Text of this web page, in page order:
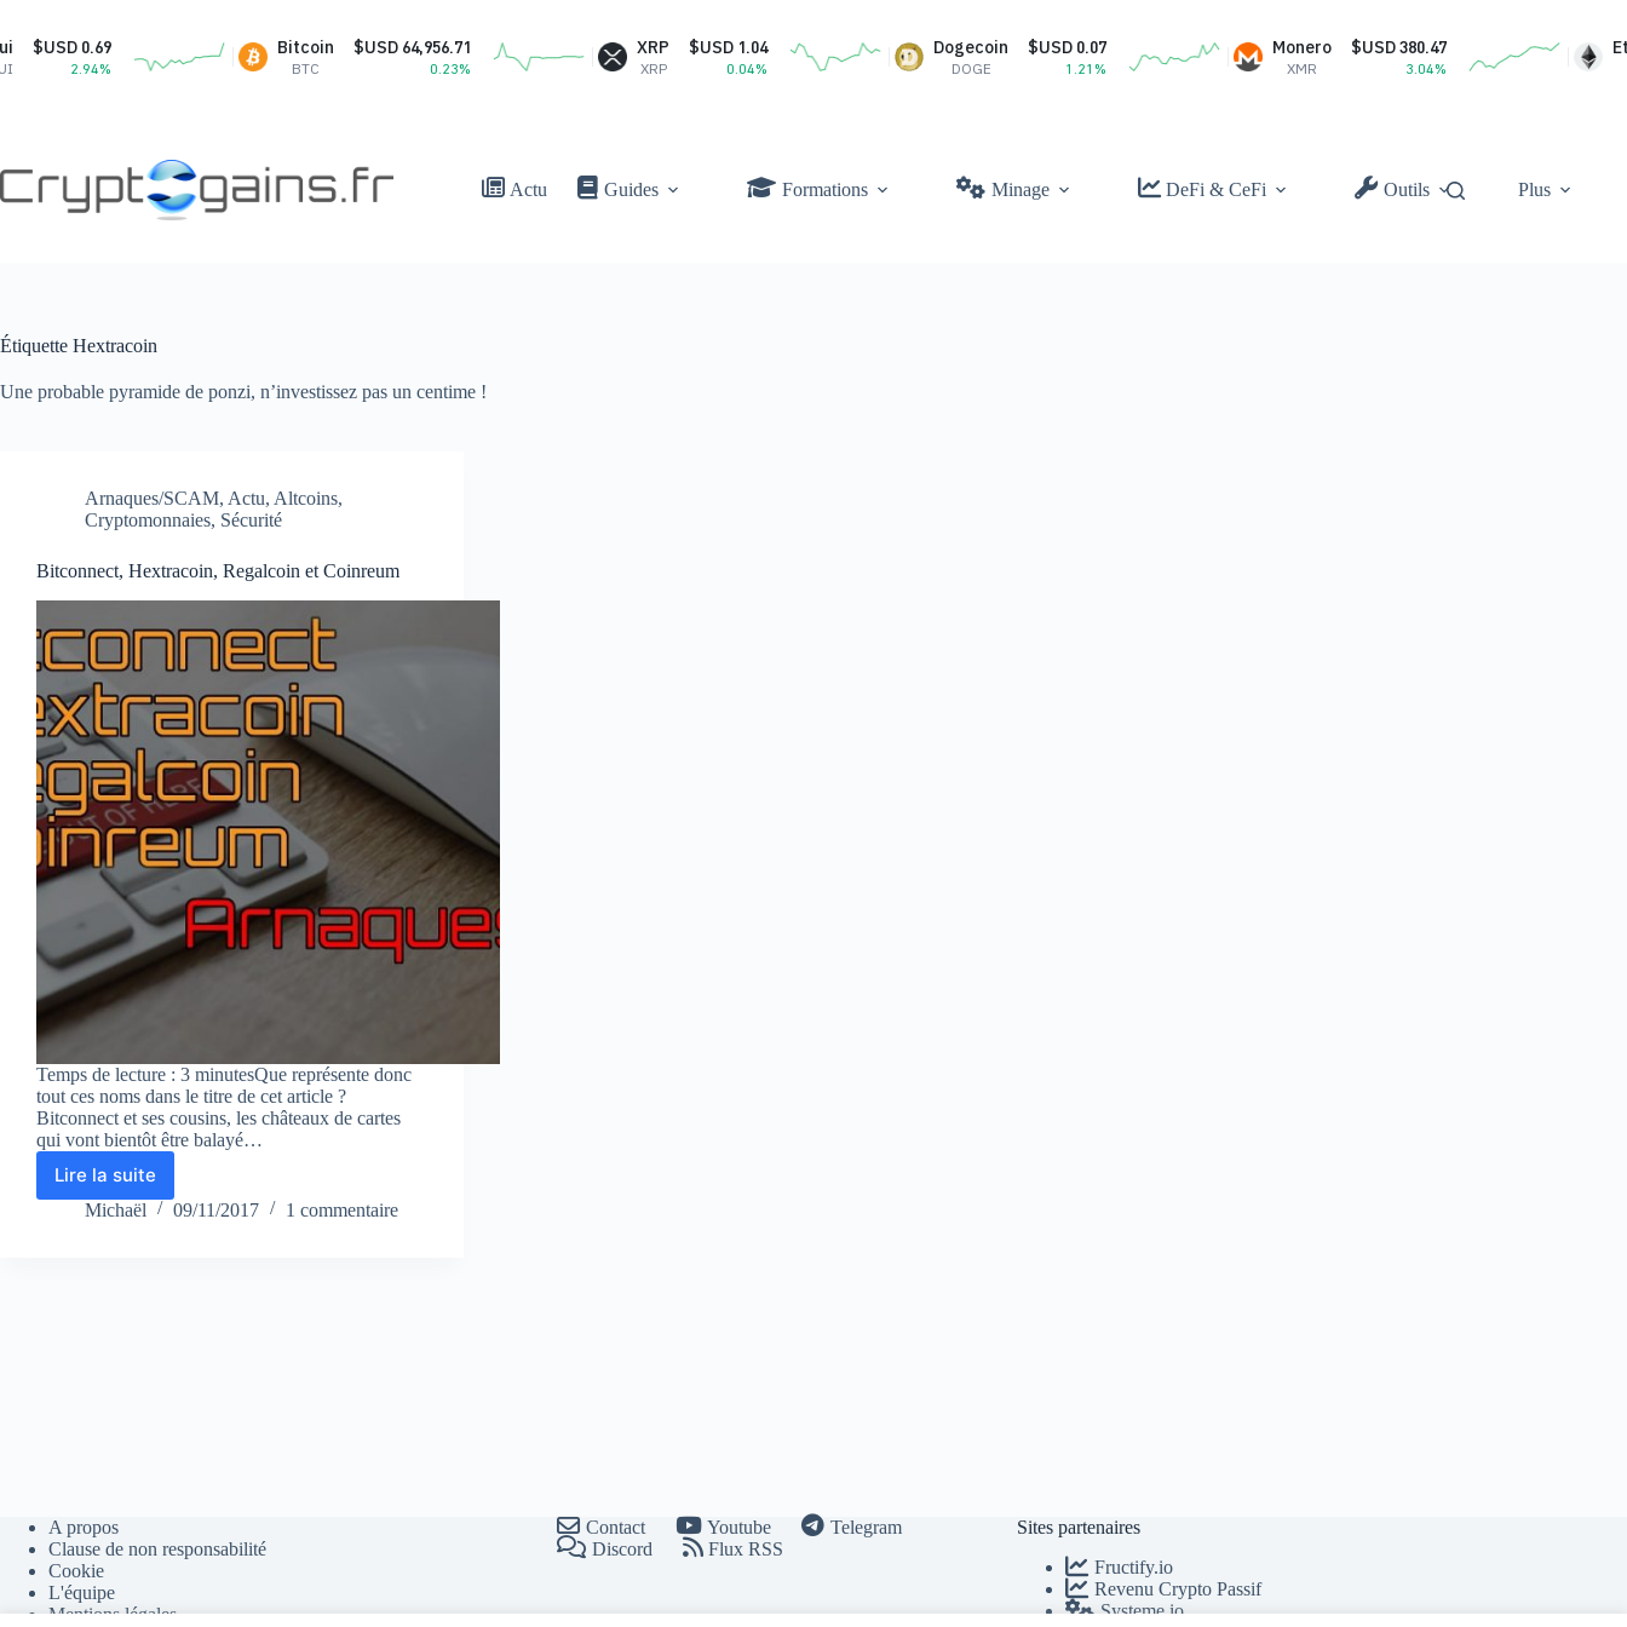
contenu
0.69 Bitcoin
BTC
$USD 64,956.71 XRP
XRP
$USD 1.04 Dogecoin
DOGE
$USD 0.07 Monero
XMR
$USD 380.47
Actu Guides Formations Minage DeFi & CeFi Outils Plus
Étiquette Hextracoin
Une probable pyramide de ponzi, n’investissez pas un centime !
Arnaques/SCAM, Actu, Altcoins,
Cryptomonnaies, Sécurité
Bitconnect, Hextracoin, Regalcoin et Coinreum
Temps de lecture : 3 minutesQue représente donc
tout ces noms dans le titre de cet article ?
Bitconnect et ses cousins, les châteaux de cartes
qui vont bientôt être balayé…
Lire la suite
Bitconnect,
Hextracoin,
Michaël 09/11/2017 1 commentaire
A propos
Clause de non responsabilité
Cookie
L'équipe
Mentions légales
Contact Youtube
Telegram
Discord
Flux RSS
Sites partenaires
Fructify.io
Revenu Crypto Passif
Systeme.io